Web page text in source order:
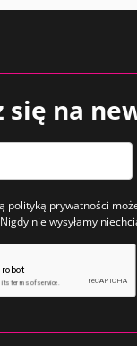
się na
polityką prywatności
nie wysyłamy